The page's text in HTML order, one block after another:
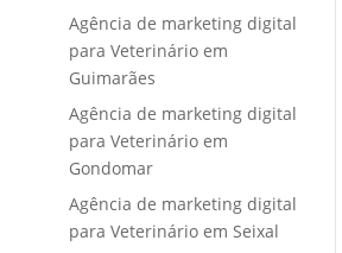
Agência de marketing digital
para Veterinário em
Guimarães
Agência de marketing digital
para Veterinário em
Gondomar
Agência de marketing digital
para Veterinário em Seixal